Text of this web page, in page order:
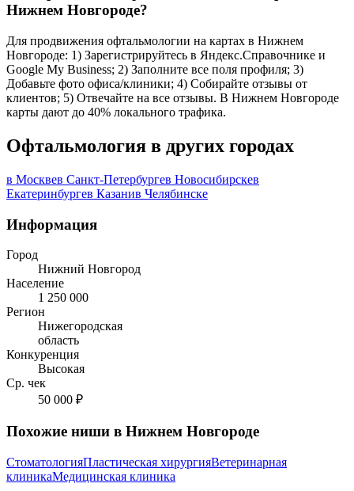
Нижнем Новгороде?
Для продвижения офтальмологии на картах в Нижнем
Новгороде: 1) Зарегистрируйтесь в Яндекс.Справочнике и
Google My Business; 2) Заполните все поля профиля; 3)
Добавьте фото офиса/клиники; 4) Собирайте отзывы от
клиентов; 5) Отвечайте на все отзывы. В Нижнем Новгороде
карты дают до 40% локального трафика.
Офтальмология в других городах
в Москвев Санкт-Петербургев Новосибирскев
Екатеринбургев Казанив Челябинске
Информация
Город
Нижний Новгород
Население
1 250 000
Регион
Нижегородская
область
Конкуренция
Высокая
Ср. чек
50 000 ₽
Похожие ниши в Нижнем Новгороде
СтоматологияПластическая хирургияВетеринарная
клиникаМедицинская клиника